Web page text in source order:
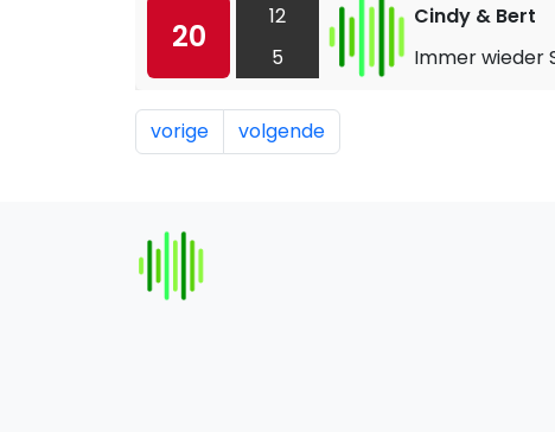
20
12
5
Cindy & Bert
Immer wieder
vorige volgende